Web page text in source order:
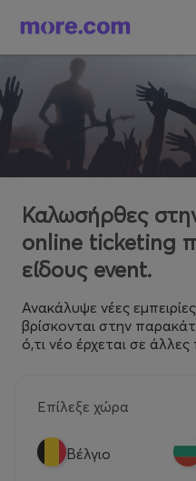
Καλωσήρθες
online ticketing
είδους event.
Ανακάλυψε νέες
βρίσκονται στην
ό,τι νέο έρχεται σε άλλες
Επίλεξε χώρα
Βέλγιο